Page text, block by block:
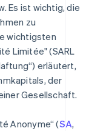
Es ist wichtig, die
zu
wichtigsten
Limitée" (SARL
erläutert,
der
Gesellschaft.
Anonyme“ (SA,